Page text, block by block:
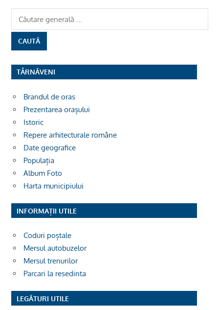
TÂRNĂVENI
Brandul de oras
Prezentarea orașului
Istoric
Repere arhitecturale române
Date geografice
Populația
Album Foto
Harta municipiului
INFORMAȚII UTILE
Coduri poștale
Mersul autobuzelor
Mersul trenurilor
Parcari la resedinta
LEGĂTURI UTILE